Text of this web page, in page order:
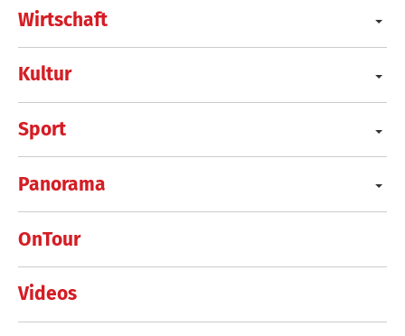
Wirtschaft
Kultur
Sport
Panorama
OnTour
Videos